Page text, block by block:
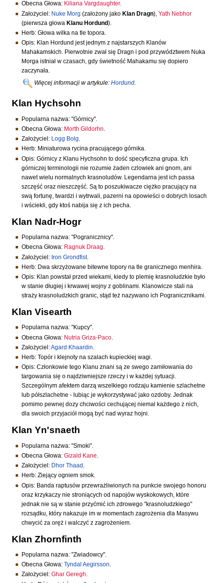
Obecna Głowa: Kiliana Vargdaughter.
Założyciel: Nuke Morg (założony jako Klan Dragn), Yath Nebhor
(pierwsza głowa Klanu Hordund).
Herb: Głowa wilka na tle topora.
Opis: Klan Hordund jest jednym z najstarszych Klanów
Mahakamskich. Pierwotnie zwał się Dragn i pod przywództwem Nuka
Morga istniał w czasach, gdy świetność Mahakamu się dopiero
zaczynała.
Więcej informacji w artykule: Hordund.
Klan Hychsohn
Popularna nazwa: "Górnicy".
Obecna Głowa: Morth Gildorhn.
Założyciel: Logg Bolg.
Herb: Miniaturowa rycina pracującego górnika.
Opis: Górnicy z Klanu Hychsohn to dość specyficzna grupa. Ich
górniczej terminologii nie rozumie żaden czlowiek ani gnom, ani
nawet wielu normalnych krasnoludów. Legendarna jest ich passa
szczęść oraz nieszczęść. Są to poszukiwacze ciężko pracujący na
swą fortunę, twardzi i wytrwali, pazerni na opowieści o dobrych losach
i wściekli, gdy ktoś nabija się z ich pecha.
Klan Nadr-Hogr
Popularna nazwa: "Pogranicznicy".
Obecna Głowa: Ragnuk Draag.
Założyciel: Iron Grondfist.
Herb: Dwa skrzyżowane bitewne topory na tle granicznego menhira.
Opis: Klan powstał przed wiekami, kiedy to plemię krasnoludzkie było
w stanie długiej i krwawej wojny z goblinami. Klanowicze stali na
straży krasnoludzkich granic, stąd też nazywano ich Pogranicznikami.
Klan Visearth
Popularna nazwa: "Kupcy".
Obecna Głowa: Nutria Griza-Paco.
Założyciel:Agard Khaardin.
Herb: Topór i klejnoty na szalach kupieckiej wagi.
Opis: Członkowie tego Klanu znani są ze swego zamiłowania do
targowania się o najdziwniejsze rzeczy i w każdej sytuacji.
Szczególnym afektem darzą wszelkiego rodzaju kamienie szlachetne
lub półszlachetne - lubiąc je wykorzystywać jako ozdoby. Jednak
pomimo pewnej dozy chciwości cechującej niemal każdego z nich,
dla swoich przyjaciół mogą być nad wyraz hojni.
Klan Yn'snaeth
Popularna nazwa: "Smoki".
Obecna Głowa: Gizald Kane.
Założyciel: Dhor Thaad .
Herb: Ziejący ogniem smok.
Opis: Banda raptusów przewrażliwionych na punkcie swojego honoru
oraz krzykaczy nie stroniących od napojów wyskokowych, które
jednak nie są w stanie przyćmić ich zdrowego "krasnoludzkiego"
rozsądku, który nakazuje im w momentach zagrożenia dla Masywu
chwycić za oręż i walczyć z zagrożeniem.
Klan Zhornfinth
Popularna nazwa: "Zwiadowcy".
Obecna Głowa: Tyndal Aegirsson.
Założyciel: Ghar Geregh.